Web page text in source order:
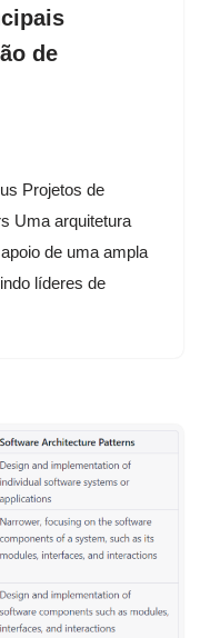
de
Projetos de
Uma arquitetura
de uma ampla
líderes de